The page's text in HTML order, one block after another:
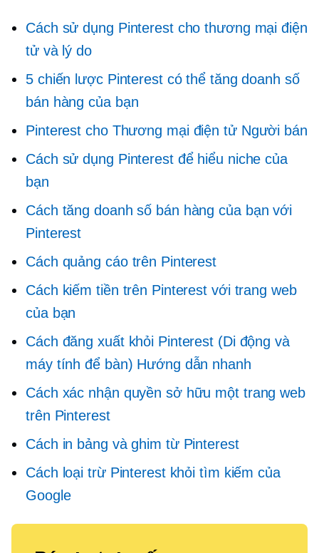
Cách sử dụng Pinterest cho thương mại điện
tử và lý do
5 chiến lược Pinterest có thể tăng doanh số
bán hàng của bạn
Pinterest cho Thương mại điện tửNgười bán
Cách sử dụng Pinterest để hiểu niche của
bạn
Cách tăng doanh số bán hàng của bạn với
Pinterest
Cách quảng cáo trên Pinterest
Cách kiếm tiền trên Pinterest với trang web
của bạn
Cách đăng xuất khỏi Pinterest (Di động và
máy tính để bàn) Hướng dẫn nhanh
Cách xác nhận quyền sở hữu một trang web
trên Pinterest
Cách in bảng và ghim từ Pinterest
Cách loại trừ Pinterest khỏi tìm kiếm của
Google